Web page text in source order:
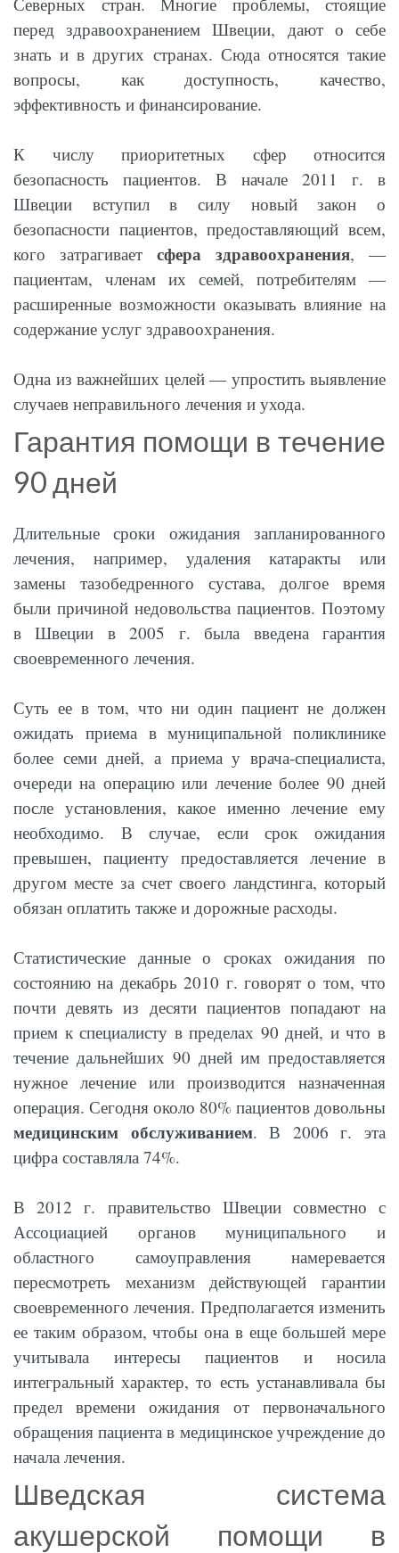
перед здравоохранением Швеции, дают о себе
знать и в других странах. Сюда относятся такие
вопросы, как доступность, качество,
эффективность и финансирование.
К числу приоритетных сфер относится
безопасность пациентов. В начале 2011 г. в
Швеции вступил в силу новый закон о
безопасности пациентов, предоставляющий всем,
кого затрагивает сфера здравоохранения, —
пациентам, членам их семей, потребителям —
расширенные возможности оказывать влияние на
содержание услуг здравоохранения.
Одна из важнейших целей — упростить выявление
случаев неправильного лечения и ухода.
Гарантия помощи в течение
90 дней
Длительные сроки ожидания запланированного
лечения, например, удаления катаракты или
замены тазобедренного сустава, долгое время
были причиной недовольства пациентов. Поэтому
в Швеции в 2005 г. была введена гарантия
своевременного лечения.
Суть ее в том, что ни один пациент не должен
ожидать приема в муниципальной поликлинике
более семи дней, а приема у врача-специалиста,
очереди на операцию или лечение более 90 дней
после установления, какое именно лечение ему
необходимо. В случае, если срок ожидания
превышен, пациенту предоставляется лечение в
другом месте за счет своего ландстинга, который
обязан оплатить также и дорожные расходы.
Статистические данные о сроках ожидания по
состоянию на декабрь 2010 г. говорят о том, что
почти девять из десяти пациентов попадают на
прием к специалисту в пределах 90 дней, и что в
течение дальнейших 90 дней им предоставляется
нужное лечение или производится назначенная
операция. Сегодня около 80% пациентов довольны
медицинским обслуживанием. В 2006 г. эта
цифра составляла 74%.
В 2012 г. правительство Швеции совместно с
Ассоциацией органов муниципального и
областного самоуправления намеревается
пересмотреть механизм действующей гарантии
своевременного лечения. Предполагается изменить
ее таким образом, чтобы она в еще большей мере
учитывала интересы пациентов и носила
интегральный характер, то есть устанавливала бы
предел времени ожидания от первоначального
обращения пациента в медицинское учреждение до
начала лечения.
Шведская система
акушерской помощи в